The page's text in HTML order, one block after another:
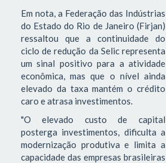
Em nota, a Federação das Indústrias
do Estado do Rio de Janeiro (Firjan)
ressaltou que a continuidade do
ciclo de redução da Selic representa
um sinal positivo para a atividade
econômica, mas que o nível ainda
elevado da taxa mantém o crédito
caro e atrasa investimentos.
"O elevado custo de capital
posterga investimentos, dificulta a
modernização produtiva e limita a
capacidade das empresas brasileiras